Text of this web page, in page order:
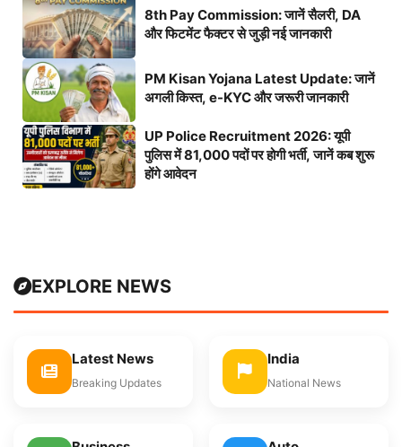
8th Pay Commission: जानें सैलरी, DA
और फिटमेंट फैक्टर से जुड़ी नई जानकारी
PM Kisan Yojana Latest Update: जानें
अगली किस्त, e-KYC और जरूरी जानकारी
UP Police Recruitment 2026: यूपी
पुलिस में 81,000 पदों पर होगी भर्ती, जानें कब शुरू
होंगे आवेदन
EXPLORE NEWS
Latest News
Breaking Updates
India
National News